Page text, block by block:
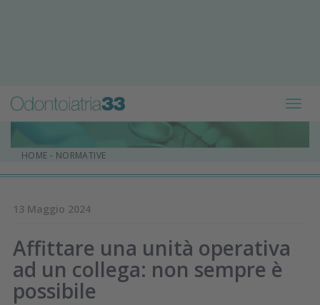
HOME - NORMATIVE
13 Maggio 2024
Affittare una unità operativa
ad un collega: non sempre è
possibile